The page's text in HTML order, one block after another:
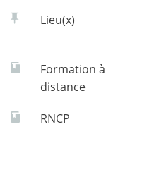
Lieu(x)
Formation à
distance
RNCP